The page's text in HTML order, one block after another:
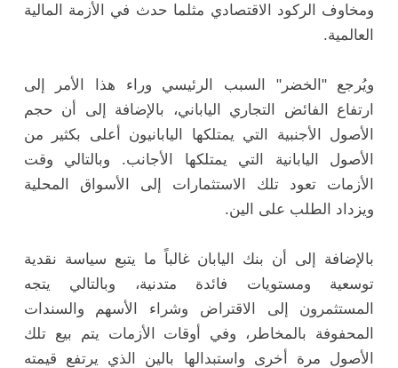
ومخاوف الركود الاقتصادي مثلما حدث في الأزمة المالية
العالمية.
ويُرجع "الخضر" السبب الرئيسي وراء هذا الأمر إلى
ارتفاع الفائض التجاري الياباني، بالإضافة إلى أن حجم
الأصول الأجنبية التي يمتلكها اليابانيون أعلى بكثير من
الأصول اليابانية التي يمتلكها الأجانب. وبالتالي وقت
الأزمات تعود تلك الاستثمارات إلى الأسواق المحلية
ويزداد الطلب على الين.
بالإضافة إلى أن بنك اليابان غالباً ما يتبع سياسة نقدية
توسعية ومستويات فائدة متدنية، وبالتالي يتجه
المستثمرون إلى الاقتراض وشراء الأسهم والسندات
المحفوفة بالمخاطر، وفي أوقات الأزمات يتم بيع تلك
الأصول مرة أخرى واستبدالها بالين الذي يرتفع قيمته